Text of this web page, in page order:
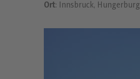
Ort: Innsbruck, Hungerburg